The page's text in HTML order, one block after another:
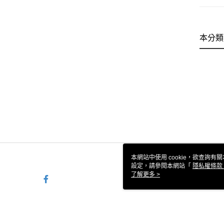
本分
本網站中使用 cookie，欲查詢有
設定，請參閱本網站「 隱私權條款
使用 cookie。
了解更多 >